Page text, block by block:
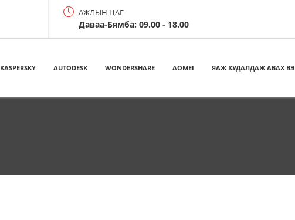
АЖЛЫН ЦАГ
Даваа-Бямба: 09.00 - 18.00
KASPERSKY AUTODESK WONDERSHARE AOMEI ЯАЖ ХУДАЛДАЖ АВАХ ВЭ